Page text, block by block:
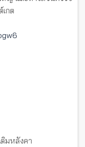
กต
ติมหลังคา